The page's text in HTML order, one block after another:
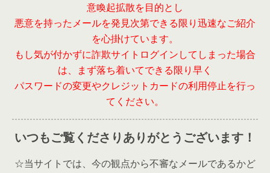
意喚起拡散を目的とし
悪意を持ったメールを発見次第できる限り迅速なご紹介
を心掛けています。
もし気が付かずに詐欺サイトログインしてしまった場合
は、まず落ち着いてできる限り早く
パスワードの変更やクレジットカードの利用停止を行っ
てください。
いつもご覧くださりありがとうございます！
☆当サイトでは、今の観点から不審なメールであるかど